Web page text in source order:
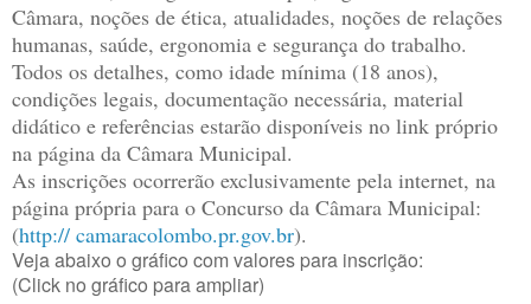
Câmara, noções de ética, atualidades, noções de relações
humanas, saúde, ergonomia e segurança do trabalho.
Todos os detalhes, como idade mínima (18 anos),
condições legais, documentação necessária, material
didático e referências estarão disponíveis no link próprio
na página da Câmara Municipal.
As inscrições ocorrerão exclusivamente pela internet, na
página própria para o Concurso da Câmara Municipal:
(http:// camaracolombo.pr.gov.br).
Veja abaixo o gráfico com valores para inscrição:
(Click no gráfico para ampliar)